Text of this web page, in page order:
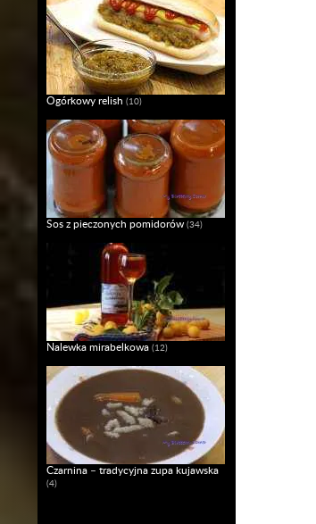
Ogórkowy relish (10)
Sos z pieczonych pomidorów (34)
Nalewka mirabelkowa (12)
Czarnina – tradycyjna zupa kujawska
(4)